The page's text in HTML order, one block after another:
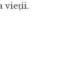
vieții.